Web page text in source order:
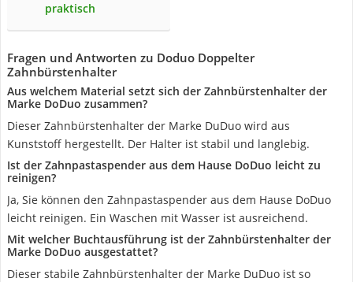
praktisch
Fragen und Antworten zu Doduo Doppelter
Zahnbürstenhalter
Aus welchem Material setzt sich der Zahnbürstenhalter der
Marke DoDuo zusammen?
Dieser Zahnbürstenhalter der Marke DuDuo wird aus
Kunststoff hergestellt. Der Halter ist stabil und langlebig.
Ist der Zahnpastaspender aus dem Hause DoDuo leicht zu
reinigen?
Ja, Sie können den Zahnpastaspender aus dem Hause DoDuo
leicht reinigen. Ein Waschen mit Wasser ist ausreichend.
Mit welcher Buchtausführung ist der Zahnbürstenhalter der
Marke DoDuo ausgestattet?
Dieser stabile Zahnbürstenhalter der Marke DuDuo ist so